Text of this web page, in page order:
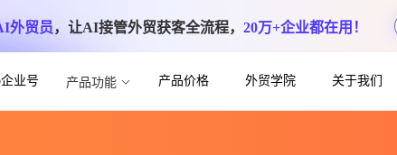
外贸员，让AI接管外贸获客全流程， 20万+企业都在用！
业号 产品功能 产品价格 外贸学院 关于我们